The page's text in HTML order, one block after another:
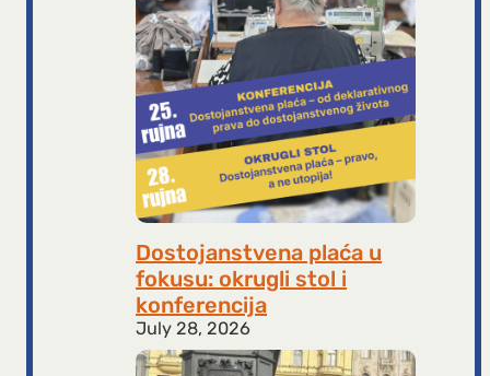
Dostojanstvena plaća u
fokusu: okrugli stol i
konferencija
July 28, 2026